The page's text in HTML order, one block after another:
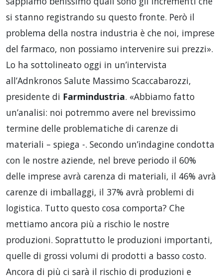
si stanno registrando su questo fronte. Però il
problema della nostra industria è che noi, imprese
del farmaco, non possiamo intervenire sui prezzi».
Lo ha sottolineato oggi in un’intervista
all’Adnkronos Salute Massimo Scaccabarozzi,
presidente di Farmindustria. «Abbiamo fatto
un’analisi: noi potremmo avere nel brevissimo
termine delle problematiche di carenze di
materiali – spiega -. Secondo un’indagine condotta
con le nostre aziende, nel breve periodo il 60%
delle imprese avrà carenza di materiali, il 46% avrà
carenze di imballaggi, il 37% avrà problemi di
logistica. Tutto questo cosa comporta? Che
mettiamo ancora più a rischio le nostre
produzioni. Soprattutto le produzioni importanti,
quelle di grossi volumi di prodotti a basso costo.
Ancora di più ci sarà il rischio di produzioni e